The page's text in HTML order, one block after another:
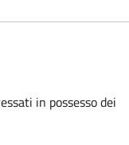
in possesso dei